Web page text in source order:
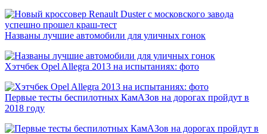
Названы лучшие автомобили для уличных гонок
Хэтчбек Opel Allegra 2013 на испытаниях: фото
Первые тесты беспилотных КамАЗов на дорогах пройдут в
2018 году